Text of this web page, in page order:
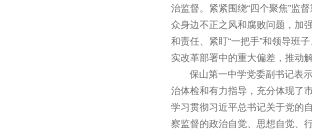
治监督。紧紧围绕“四个聚焦”监
众身边不正之风和腐败问题，加
和责任、紧盯“一把手”和领导班
实改革部署中的重大偏差，推动
保山第一中学党委副书记表
治体检和有力指导，充分体现了
学习贯彻习近平总书记关于党的
察监督的政治自觉、思想自觉、